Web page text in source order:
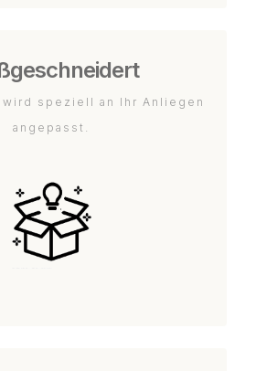
speziell an Ihr Anliegen
angepasst.